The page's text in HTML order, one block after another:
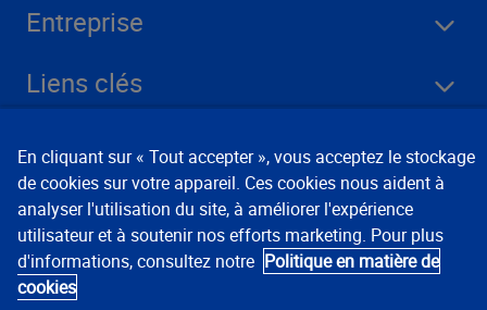
Entreprise
Liens clés
Ressources
Rester connecté
En cliquant sur « Tout accepter », vous acceptez le stockage
de cookies sur votre appareil. Ces cookies nous aident à
analyser l'utilisation du site, à améliorer l'expérience
utilisateur et à soutenir nos efforts marketing. Pour plus
d'informations, consultez notre Politique en matière de
cookies